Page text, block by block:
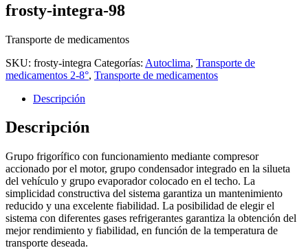
frosty-integra-98
Transporte de medicamentos
SKU: frosty-integra Categorías: Autoclima, Transporte de
medicamentos 2-8°, Transporte de medicamentos
Descripción
Descripción
Grupo frigorífico con funcionamiento mediante compresor
accionado por el motor, grupo condensador integrado en la silueta
del vehículo y grupo evaporador colocado en el techo. La
simplicidad constructiva del sistema garantiza un mantenimiento
reducido y una excelente fiabilidad. La posibilidad de elegir el
sistema con diferentes gases refrigerantes garantiza la obtención del
mejor rendimiento y fiabilidad, en función de la temperatura de
transporte deseada.